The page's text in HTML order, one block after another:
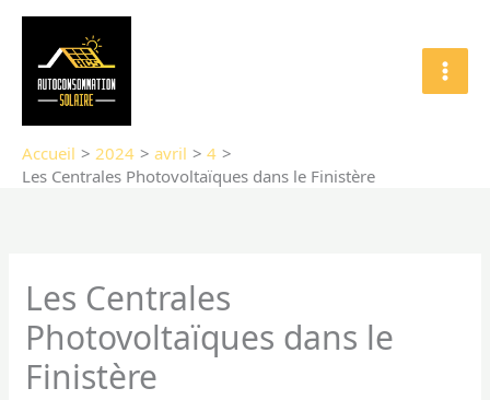
Aller
contenu
Accueil 2024 avril
4
Les Centrales Photovoltaïques dans le Finistère
Les Centrales
Photovoltaïques dans le
Finistère